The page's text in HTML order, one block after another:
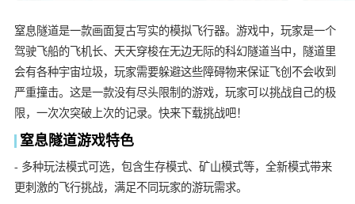
窒息隧道是一款画面复古写实的模拟飞行器。游戏中，玩家是一个
驾驶飞船的飞机长、天天穿梭在无边无际的科幻隧道当中，隧道里
会有各种宇宙垃圾，玩家需要躲避这些障碍物来保证飞创不会收到
严重撞击。这是一款没有尽头限制的游戏，玩家可以挑战自己的极
限，一次次突破上次的记录。快来下载挑战吧！
窒息隧道游戏特色
- 多种玩法模式可选，包含生存模式、矿山模式等，全新模式带来
更刺激的飞行挑战，满足不同玩家的游玩需求。